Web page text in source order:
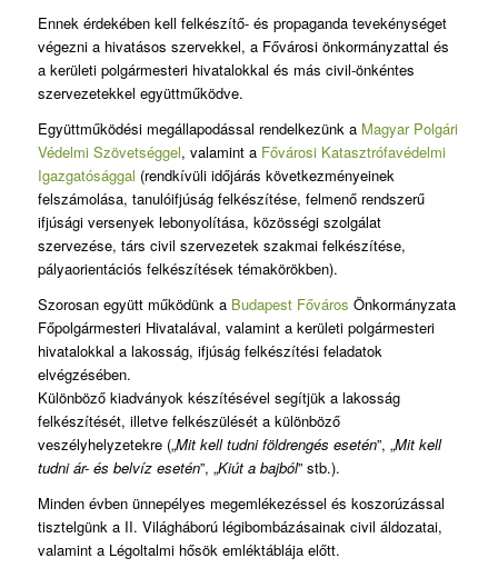
Ennek érdekében kell felkészítő- és propaganda tevekénységet
végezni a hivatásos szervekkel, a Fővárosi önkormányzattal és
a kerületi polgármesteri hivatalokkal és más civil-önkéntes
szervezetekkel együttműködve.
Együttműködési megállapodással rendelkezünk a Magyar Polgári
Védelmi Szövetséggel, valamint a Fővárosi Katasztrófavédelmi
Igazgatósággal (rendkívüli időjárás következményeinek
felszámolása, tanulóifjúság felkészítése, felmenő rendszerű
ifjúsági versenyek lebonyolítása, közösségi szolgálat
szervezése, társ civil szervezetek szakmai felkészítése,
pályaorientációs felkészítések témakörökben).
Szorosan együtt működünk a Budapest Főváros Önkormányzata
Főpolgármesteri Hivatalával, valamint a kerületi polgármesteri
hivatalokkal a lakosság, ifjúság felkészítési feladatok
elvégzésében.
Különböző kiadványok készítésével segítjük a lakosság
felkészítését, illetve felkészülését a különböző
veszélyhelyzetekre („Mit kell tudni földrengés esetén”, „Mit kell
tudni ár- és belvíz esetén”, „Kiút a bajból” stb.).
Minden évben ünnepélyes megemlékezéssel és koszorúzással
tisztelgünk a II. Világháború légibombázásainak civil áldozatai,
valamint a Légoltalmi hősök emléktáblája előtt.